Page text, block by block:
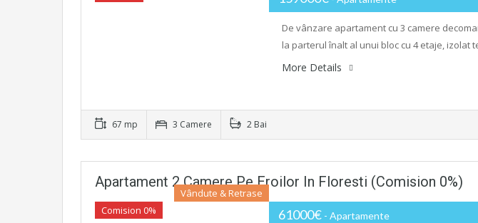
De vânzare apartament cu 3 camere
la parterul înalt al unui bloc cu 4 etaje, izolat
More Details
67 mp 3 Camere 2 Bai
Apartament 2 Camere Pe Eroilor In Floresti (Comision 0%)
Comision 0%
Vândute & Retrase
61000€ - Apartamente